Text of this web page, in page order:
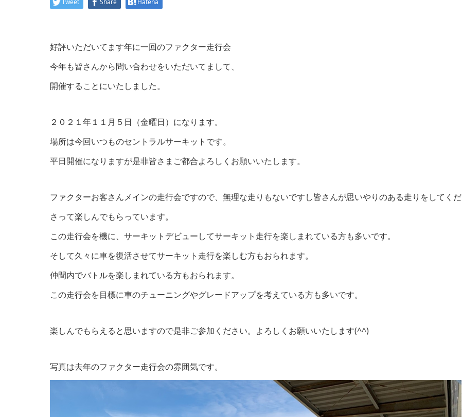
Tweet Share Hatena
好評いただいてます年に一回のファクター走行会
今年も皆さんから問い合わせをいただいてまして、
開催することにいたしました。
２０２１年１１月５日（金曜日）になります。
場所は今回いつものセントラルサーキットです。
平日開催になりますが是非皆さまご都合よろしくお願いいたします。
ファクターお客さんメインの走行会ですので、無理な走りもないですし皆さんが思いやりのある走りをしてくだ
さって楽しんでもらっています。
この走行会を機に、サーキットデビューしてサーキット走行を楽しまれている方も多いです。
そして久々に車を復活させてサーキット走行を楽しむ方もおられます。
仲間内でバトルを楽しまれている方もおられます。
この走行会を目標に車のチューニングやグレードアップを考えている方も多いです。
楽しんでもらえると思いますので是非ご参加ください。よろしくお願いいたします(^^)
写真は去年のファクター走行会の雰囲気です。